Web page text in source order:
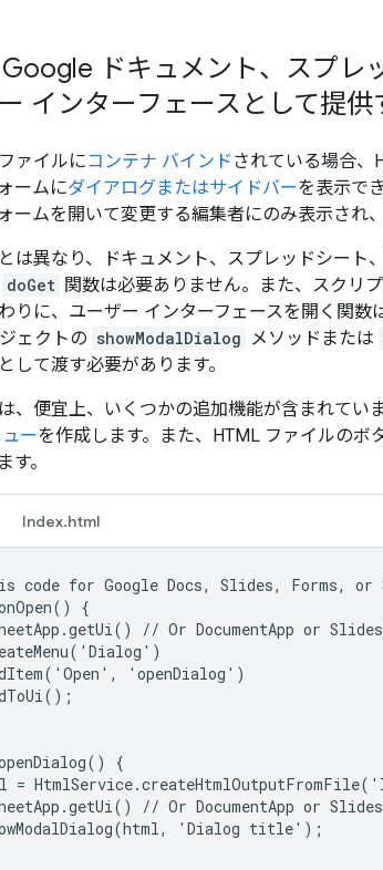
Google ドキュメント、スプ
ー インターフェースとして提供
ァイルにコンテナ バインド されている場合、
ームにダイアログまたはサイドバーを表示で
ォームを開いて変更する編集者にのみ表示さ
とは異なり、ドキュメント、スプレッドシー
doGet 関数は必要ありません。また、スクリ
わりに、ユーザー インターフェースを開く関
ェクトの showModalDialog メソッドまたは
して渡す必要があります。
、便宜上、いくつかの追加機能が含まれていま
ーを作成します。また、HTML ファイルのボ
す。
Index.html
code for Google Docs, Slides, Forms, or
{
// Or DocumentApp or
'openDialog')
{
=
// Or DocumentApp or
'Dialog title');